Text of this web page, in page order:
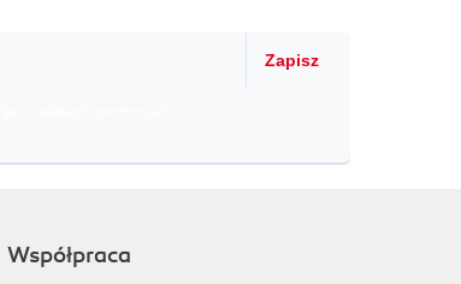
Zapisz
Współpraca